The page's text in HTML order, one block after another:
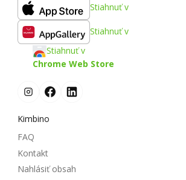
Stiahnuť v
Stiahnuť v
Stiahnuť v
Chrome Web Store
Kimbino
FAQ
Kontakt
Nahlásiť obsah